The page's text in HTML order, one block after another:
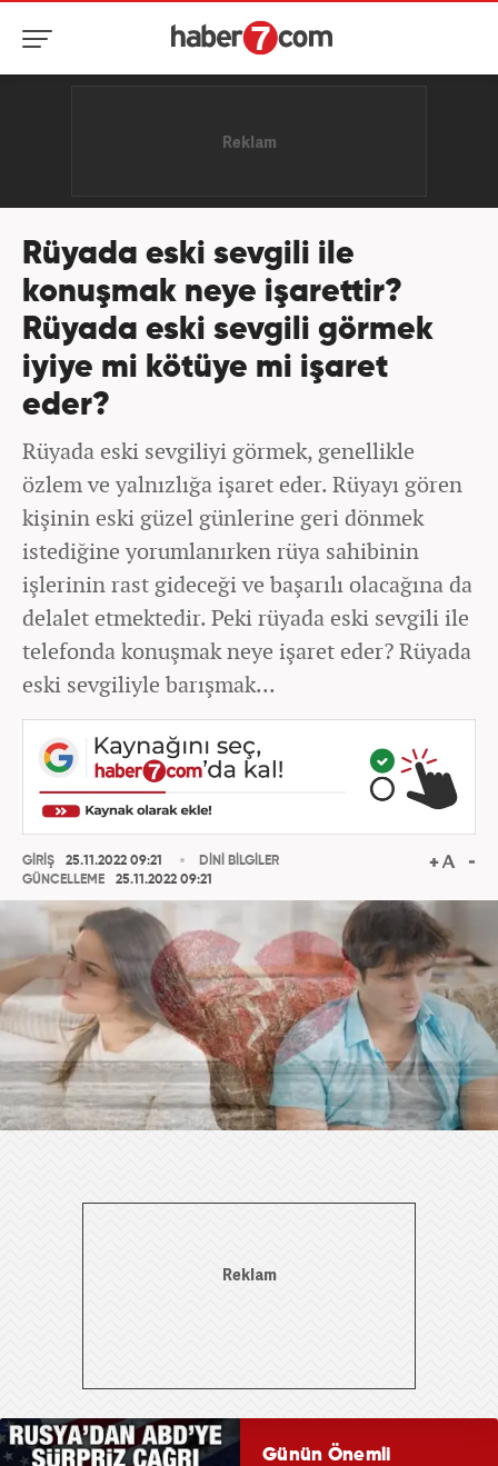
Rüyada eski sevgili ile
konuşmak neye işarettir?
Rüyada eski sevgili görmek
iyiye mi kötüye mi işaret
eder?
Rüyada eski sevgiliyi görmek, genellikle
özlem ve yalnızlığa işaret eder. Rüyayı gören
kişinin eski güzel günlerine geri dönmek
istediğine yorumlanırken rüya sahibinin
işlerinin rast gideceği ve başarılı olacağına da
delalet etmektedir. Peki rüyada eski sevgili ile
telefonda konuşmak neye işaret eder? Rüyada
eski sevgiliyle barışmak...
GİRİŞ
25.11.2022 09:21
GÜNCELLEME
25.11.2022 09:21
DİNİ BİLGİLER